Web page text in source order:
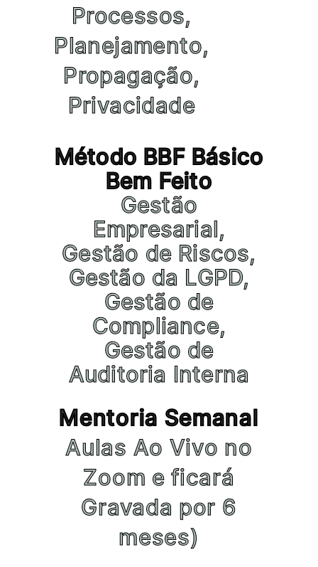
Processos,
Planejamento,
Propagação,
Privacidade
Método BBF Básico
Bem Feito
Gestão
Empresarial,
Gestão de Riscos,
Gestão da LGPD,
Gestão de
Compliance,
Gestão de
Auditoria Interna
Mentoria Semanal
Aulas Ao Vivo no
Zoom e ficará
Gravada por 6
meses)